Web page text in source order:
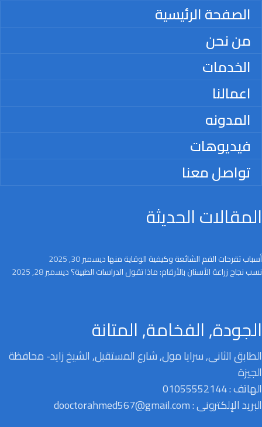
الصفحة الرئيسية
من نحن
الخدمات
اعمالنا
المدونه
فيديوهات
تواصل معنا
المقالات الحديثة
أسباب تقرحات الفم الشائعة وكيفية الوقاية منهاديسمبر 30, 2025
نسب نجاح زراعة الأسنان بالأرقام: ماذا تقول الدراسات الطبية؟ديسمبر 28, 2025
الجودة, الفخامة, المتانة
الطابق الثانى, سرايا مول, شارع المستقبل, الشيخ زايد- محافظة
الجيزة
الهاتف : 01055552144
البريد الإلكترونى : dooctorahmed567@gmail.com